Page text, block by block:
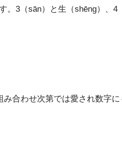
3（sān）と生（shēng）、4
合わせ次第では愛され数字に